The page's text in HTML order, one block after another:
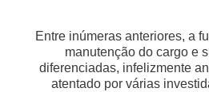
Entre inúmeras anteriores, a
manutenção do cargo e
diferenciadas, infelizmente
atentado por várias